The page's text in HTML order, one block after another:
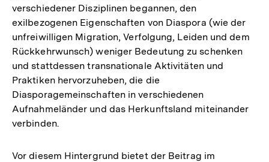
verschiedener Disziplinen begannen, den
exilbezogenen Eigenschaften von Diaspora (wie der
unfreiwilligen Migration, Verfolgung, Leiden und dem
Rückkehrwunsch) weniger Bedeutung zu schenken
und stattdessen transnationale Aktivitäten und
Praktiken hervorzuheben, die die
Diasporagemeinschaften in verschiedenen
Aufnahmeländer und das Herkunftsland miteinander
verbinden.
Vor diesem Hintergrund bietet der Beitrag im